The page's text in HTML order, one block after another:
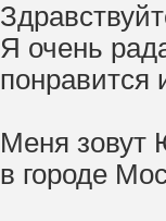
Я очень
понравится
Меня зовут
в городе